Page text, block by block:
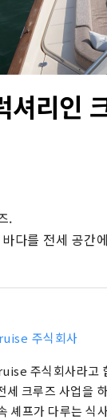
셔리인
.
다를 전세 공간
주식회사
주식회사라고
세 크루즈 사업을
셰프가 다루는 식